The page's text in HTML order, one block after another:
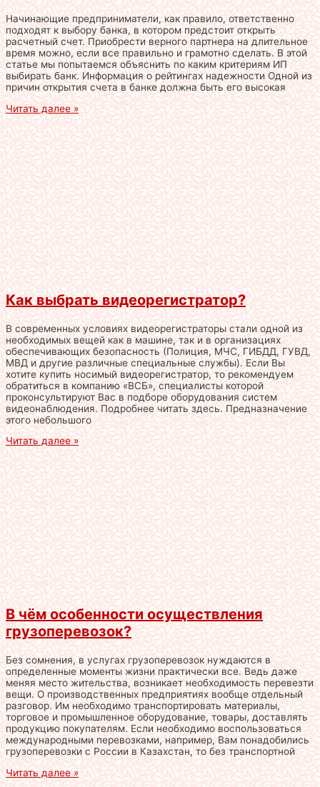
Начинающие предприниматели, как правило, ответственно
подходят к выбору банка, в котором предстоит открыть
расчетный счет. Приобрести верного партнера на длительное
время можно, если все правильно и грамотно сделать. В этой
статье мы попытаемся объяснить по каким критериям ИП
выбирать банк. Информация о рейтингах надежности Одной из
причин открытия счета в банке должна быть его высокая
Читать далее »
Как выбрать видеорегистратор?
В современных условиях видеорегистраторы стали одной из
необходимых вещей как в машине, так и в организациях
обеспечивающих безопасность (Полиция, МЧС, ГИБДД, ГУВД,
МВД и другие различные специальные службы). Если Вы
хотите купить носимый видеорегистратор, то рекомендуем
обратиться в компанию «ВСБ», специалисты которой
проконсультируют Вас в подборе оборудования систем
видеонаблюдения. Подробнее читать здесь. Предназначение
этого небольшого
Читать далее »
В чём особенности осуществления
грузоперевозок?
Без сомнения, в услугах грузоперевозок нуждаются в
определенные моменты жизни практически все. Ведь даже
меняя место жительства, возникает необходимость перевезти
вещи. О производственных предприятиях вообще отдельный
разговор. Им необходимо транспортировать материалы,
торговое и промышленное оборудование, товары, доставлять
продукцию покупателям. Если необходимо воспользоваться
международными перевозками, например, Вам понадобились
грузоперевозки с России в Казахстан, то без транспортной
Читать далее »